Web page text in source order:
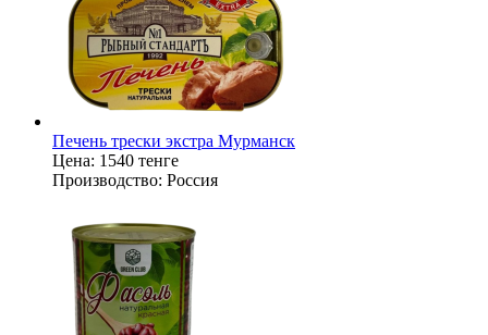
Печень трески экстра Мурманск
Цена: 1540 тенге
Производство: Россия